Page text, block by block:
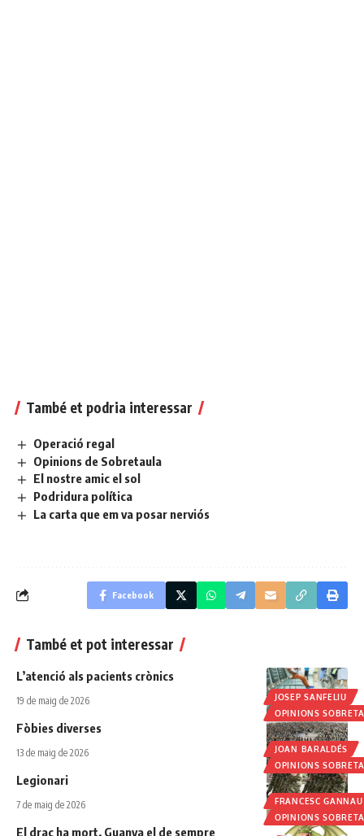
També et podria interessar
Operació regal
Opinions de Sobretaula
El nostre amic el sol
Podridura política
La carta que em va posar nerviós
Facebook
També et pot interessar
JOSEP SANFELIU
OPINIONS
L’atenció als pacients crònics
19 de maig de 2026
JOAN BARALDÉS
OPINIONS
Fòbies diverses
13 de maig de 2026
FRANCESC GANNAU
OPINIONS
Legionari
7 de maig de 2026
El drac ha mort. Guanya el de sempre